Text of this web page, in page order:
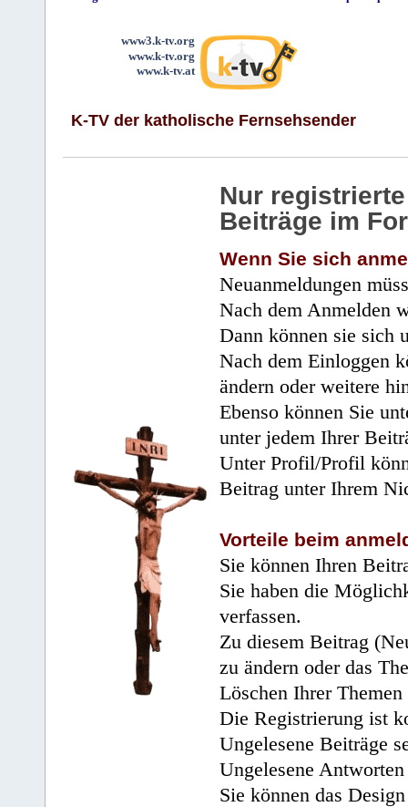
www3.k-tv.org
www.k-tv.org
www.k-tv.at
K-TV der katholische Fernsehsender
Nur
Beiträge im
Wenn Sie sich
Neuanmeldungen
Nach dem Anmelden
Dann können sie sich
Nach dem Einloggen
ändern oder weitere
Ebenso können Sie
unter jedem Ihrer
Unter Profil/Profil
Beitrag unter Ihrem
Vorteile beim
Sie können Ihren
Sie haben die
verfassen.
Zu diesem Beitrag
zu ändern oder das
Löschen Ihrer
Die Registrierung ist
Ungelesene Beiträge
Ungelesene
Sie können das